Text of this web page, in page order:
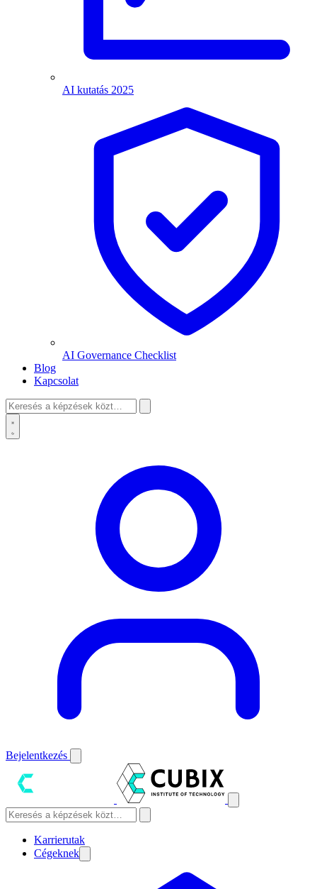
AI kutatás 2025
AI Governance Checklist
Blog
Kapcsolat
Bejelentkezés
Karrierutak
Cégeknek